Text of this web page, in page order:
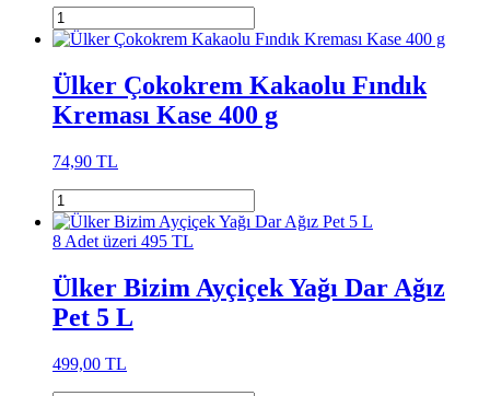
Ülker Çokokrem Kakaolu Fındık
Kreması Kase 400 g
74,90 TL
8 Adet üzeri 495 TL
Ülker Bizim Ayçiçek Yağı Dar Ağız
Pet 5 L
499,00 TL